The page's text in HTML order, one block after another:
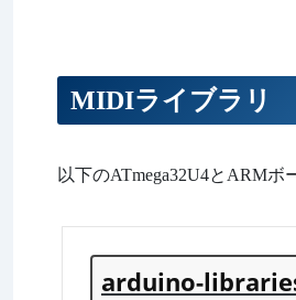
MIDIライブラリ
以下のATmega32U4とARM
arduino-